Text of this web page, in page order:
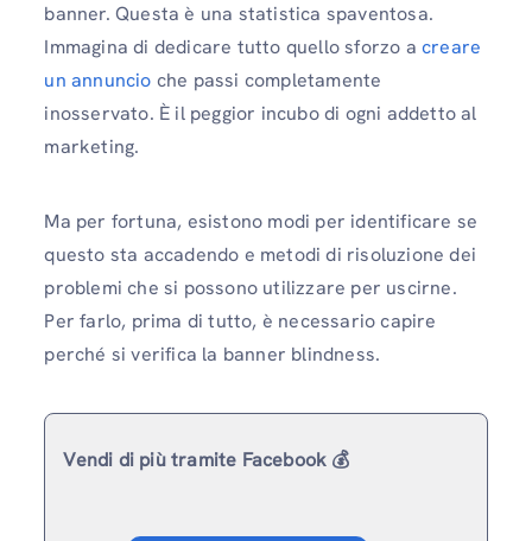
banner. Questa è una statistica spaventosa.
Immagina di dedicare tutto quello sforzo a creare
un annuncio che passi completamente
inosservato. È il peggior incubo di ogni addetto al
marketing.
Ma per fortuna, esistono modi per identificare se
questo sta accadendo e metodi di risoluzione dei
problemi che si possono utilizzare per uscirne.
Per farlo, prima di tutto, è necessario capire
perché si verifica la banner blindness.
Vendi di più tramite Facebook 💰